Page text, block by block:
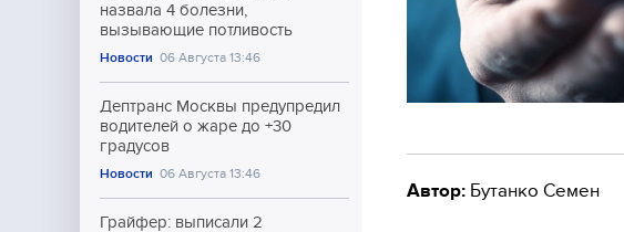
назвала 4 болезни,
вызывающие потливость
Новости 06 Августа 13:46
Дептранс Москвы предупредил
водителей о жаре до +30
градусов
Новости 06 Августа 13:46
Грайфер: выписали 2
Автор: Бутанко Семен